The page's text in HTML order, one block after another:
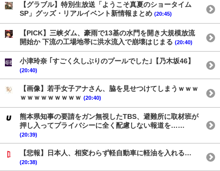
【グラブル】特別生放送「ようこそ真夏のショータイム
SP」グッズ・リアルイベント新情報まとめ (20:45)
【PICK】三峡ダム、豪雨で13基の水門を開き大規模放流
開始か 下流の工場地帯に洪水流入で崩壊はじまる (20:40)
小津玲奈 ｢すごく久しぶりのプールでした｣【乃木坂46】
(20:40)
【画像】若手女子アナさん、脇を見せつけてしまうｗｗｗ
ｗｗｗｗｗｗｗｗｗ (20:40)
熊本県知事の要請をガン無視したTBS、避難所に取材班が
押し入ってプライバシーに全く配慮しない報道を……
(20:39)
【悲報】日本人、相変わらず軽自動車に軽油を入れる…
(20:38)